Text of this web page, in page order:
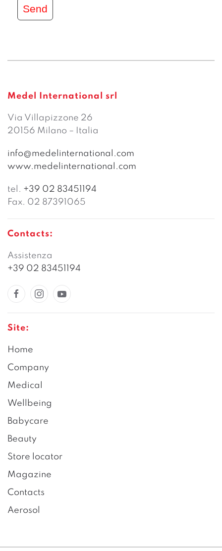
Send
Medel International srl
Via Villapizzone 26
20156 Milano – Italia
info@medelinternational.com
www.medelinternational.com
tel. +39 02 83451194
Fax. 02 87391065
Contacts:
Assistenza
+39 02 83451194
Site:
Home
Company
Medical
Wellbeing
Babycare
Beauty
Store locator
Magazine
Contacts
Aerosol